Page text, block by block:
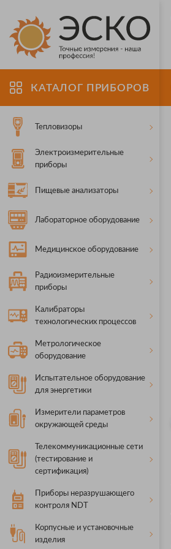
КАТАЛОГ ПРИБОРОВ
Тепловизоры
Электроизмерительные
приборы
Пищевые анализаторы
Лабораторное оборудование
Медицинское оборудование
Радиоизмерительные
приборы
Калибраторы
технологических процессов
Метрологическое
оборудование
Испытательное оборудование
для энергетики
Измерители параметров
окружающей среды
Телекоммуникационные сети
(тестирование и
сертификация)
Приборы неразрушающего
контроля NDT
Корпусные и установочные
изделия